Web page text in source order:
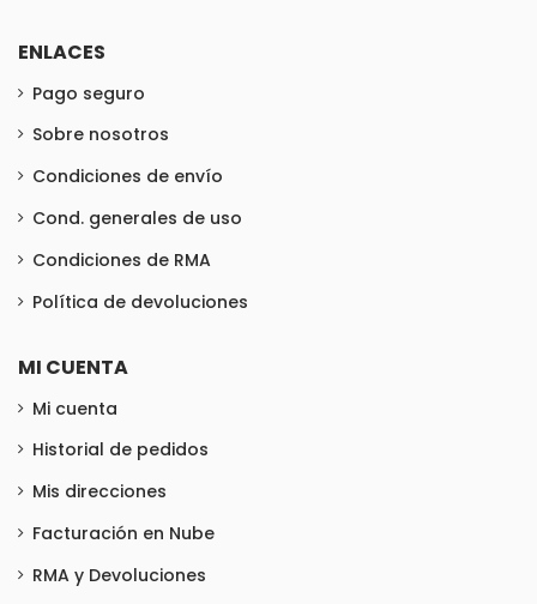
ENLACES
Pago seguro
Sobre nosotros
Condiciones de envío
Cond. generales de uso
Condiciones de RMA
Política de devoluciones
MI CUENTA
Mi cuenta
Historial de pedidos
Mis direcciones
Facturación en Nube
RMA y Devoluciones